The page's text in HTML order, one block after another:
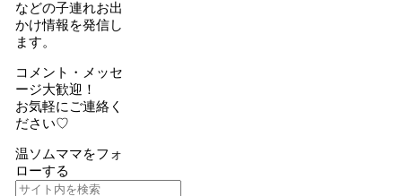
などの子連れお出
かけ情報を発信し
ます。
コメント・メッセ
ージ大歓迎！
お気軽にご連絡く
ださい♡
温ソムママをフォ
ローする